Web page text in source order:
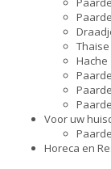
Hache
Voor uw
Horeca en